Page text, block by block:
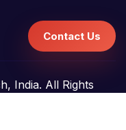
India. All Rights
Contact Us